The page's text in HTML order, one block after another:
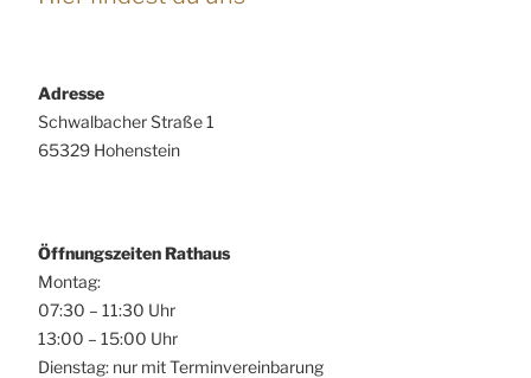
Adresse
Schwalbacher Straße 1
65329 Hohenstein
Öffnungszeiten Rathaus
Montag:
07:30 – 11:30 Uhr
13:00 – 15:00 Uhr
Dienstag: nur mit Terminvereinbarung